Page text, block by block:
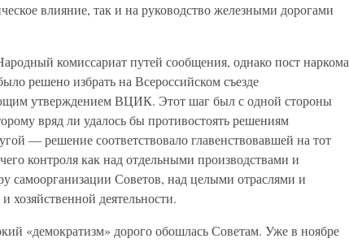
влияние, так и на руководство железными дорогами
комиссариат путей сообщения, однако пост наркома
решено избрать на Всероссийском съезде
утверждением ВЦИК. Этот шаг был с одной стороны
вряд ли удалось бы противостоять решениям
— решение соответствовало главенствовавшей на тот
контроля как над отдельными производствами и
самоорганизации Советов, над целыми отраслями и
деятельности.
«демократизм» дорого обошлась Советам. Уже в ноябре